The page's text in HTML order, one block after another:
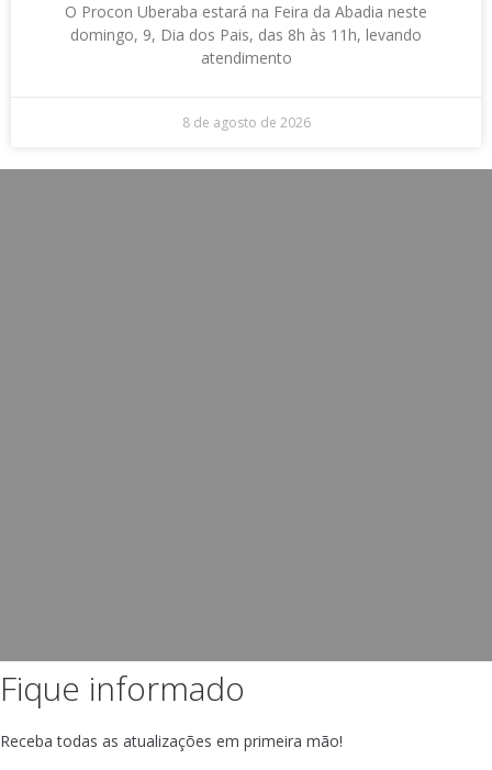
O Procon Uberaba estará na Feira da Abadia neste
domingo, 9, Dia dos Pais, das 8h às 11h, levando
atendimento
8 de agosto de 2026
Fique informado
Receba todas as atualizações em primeira mão!